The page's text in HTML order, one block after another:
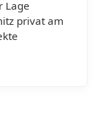
Lage
privat am